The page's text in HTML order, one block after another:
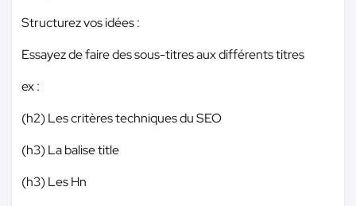
Structurez vos idées :
Essayez de faire des sous-titres aux différents titres
ex :
(h2) Les critères techniques du SEO
(h3) La balise title
(h3) Les Hn